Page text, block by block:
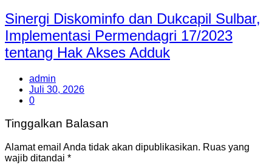
Sinergi Diskominfo dan Dukcapil Sulbar,
Implementasi Permendagri 17/2023
tentang Hak Akses Adduk
admin
Juli 30, 2026
0
Tinggalkan Balasan
Alamat email Anda tidak akan dipublikasikan. Ruas yang
wajib ditandai *